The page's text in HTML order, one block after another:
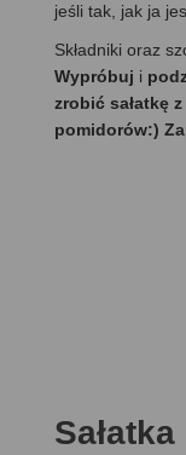
jeśli tak, jak ja
Składniki oraz
Wypróbuj i
zrobić sałatkę
pomidorów:)